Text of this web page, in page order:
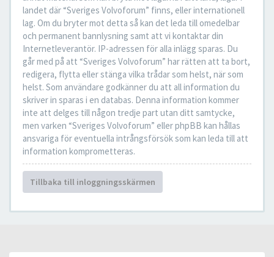
landet där “Sveriges Volvoforum” finns, eller internationell
lag. Om du bryter mot detta så kan det leda till omedelbar
och permanent bannlysning samt att vi kontaktar din
Internetleverantör. IP-adressen för alla inlägg sparas. Du
går med på att “Sveriges Volvoforum” har rätten att ta bort,
redigera, flytta eller stänga vilka trådar som helst, när som
helst. Som användare godkänner du att all information du
skriver in sparas i en databas. Denna information kommer
inte att delges till någon tredje part utan ditt samtycke,
men varken “Sveriges Volvoforum” eller phpBB kan hållas
ansvariga för eventuella intrångsförsök som kan leda till att
information komprometteras.
Tillbaka till inloggningsskärmen